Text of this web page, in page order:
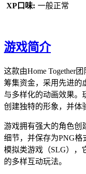
XP口味: 一般正常
游戏简介
这款由Home Together
筹集资金，采用先进的
与多样化的动画效果。
创建独特的形象，并体
游戏拥有强大的角色创
细节，并保存为PNG
模拟类游戏（SLG），
的多样互动玩法。